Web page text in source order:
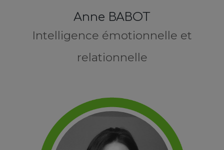
Anne BABOT
Intelligence émotionnelle et
relationnelle